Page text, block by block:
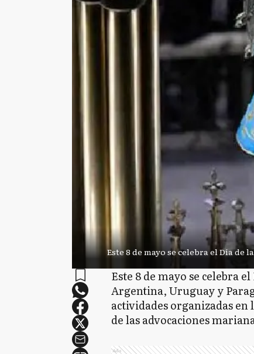
Este 8 de mayo se celebra el Día
Este 8 de mayo se celebra
Argentina, Uruguay y
actividades organizadas
de las advocaciones
Ads